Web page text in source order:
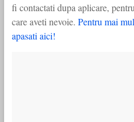
fi contactati dupa aplicare,
care aveti nevoie. Pentru mai
apasati aici!